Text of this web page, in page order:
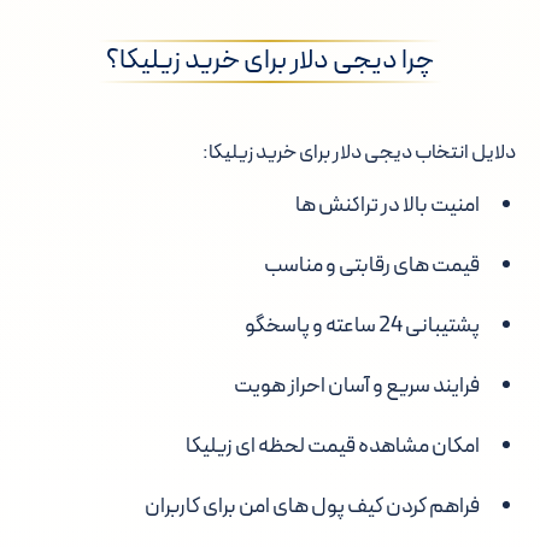
چرا دیجی دلار برای خرید زیلیکا؟
دلایل انتخاب دیجی دلار برای خرید زیلیکا:
امنیت بالا در تراکنش ها
قیمت های رقابتی و مناسب
پشتیبانی 24 ساعته و پاسخگو
فرایند سریع و آسان احراز هویت
امکان مشاهده قیمت لحظه ای زیلیکا
فراهم کردن کیف پول های امن برای کاربران